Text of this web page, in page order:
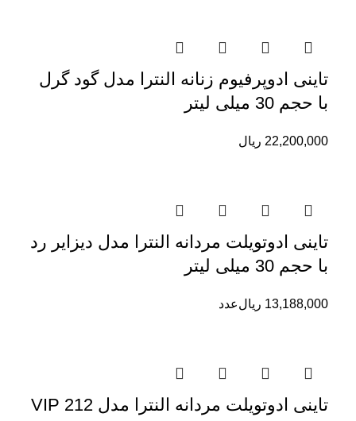
تاینی ادوپرفیوم زنانه النترا مدل گود گرل
با حجم 30 میلی لیتر
22,200,000 ریال
تاینی ادوتویلت مردانه النترا مدل دیزایر رد
با حجم 30 میلی لیتر
13,188,000 ریالعدد
تاینی ادوتویلت مردانه النترا مدل 212 VIP